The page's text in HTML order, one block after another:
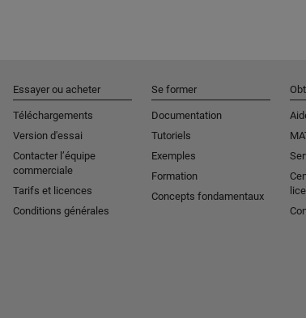
Essayer ou acheter
Téléchargements
Version d'essai
Contacter l’équipe
commerciale
Tarifs et licences
Conditions générales
Se former
Documentation
Tutoriels
Exemples
Formation
Concepts fondamentaux